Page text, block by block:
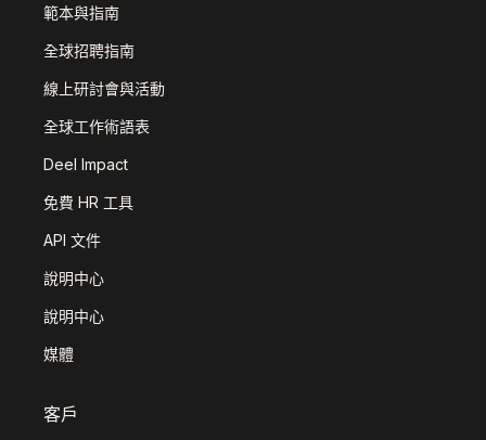
範本與指南
全球招聘指南
線上研討會與活動
全球工作術語表
Deel Impact
免費 HR 工具
API 文件
說明中心
說明中心
媒體
客戶